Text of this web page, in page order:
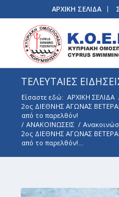
ΑΡΧΙΚΗ ΣΕΛΙΔΑ
ΤΕΛΕΥΤΑΙΕΣ
Είσαστε εδώ: ΑΡΧΙΚΗ ΣΕΛΙΔΑ
2ος ΔΙΕΘΝΗΣ ΑΓΩΝΑΣ
από το παρελθόν!
/ ΑΝΑΚΟΙΝΩΣΕΙΣ /
2ος ΔΙΕΘΝΗΣ ΑΓΩΝΑΣ
από το παρελθόν!...